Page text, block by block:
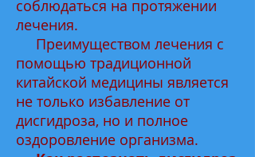
соблюдаться на протяжении
лечения.
Преимуществом лечения с
помощью традиционной
китайской медицины является
не только избавление от
дисгидроза, но и полное
оздоровление организма.